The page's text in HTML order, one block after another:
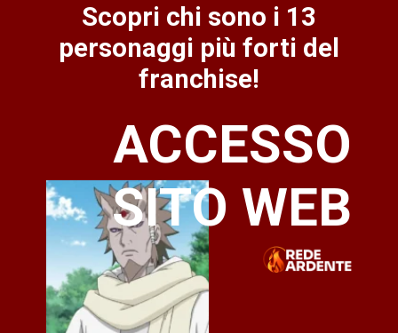
ACCESSO
SITO WEB
Scopri chi sono i 13
personaggi più forti del
franchise!